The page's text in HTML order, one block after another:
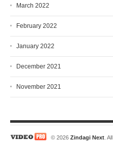
March 2022
February 2022
January 2022
December 2021
November 2021
© 2026 Zindagi Next .